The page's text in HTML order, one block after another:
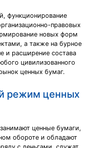
функционирование
правовых
новых форм
а также на бурное
и расширение состава
цивилизованного
ценных бумаг.
режим ценных
ценные бумаги,
обороте и обладают